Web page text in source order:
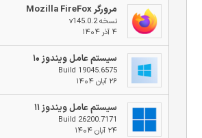
مرورگر Mozilla FireFox
نسخه v145.0.2
۴ آذر ۱۴۰۴
سیستم عامل ویندوز ۱۰
Build 19045.6575
۲۶ آبان ۱۴۰۴
سیستم عامل ویندوز ۱۱
Build 26200.7171
۲۴ آبان ۱۴۰۴